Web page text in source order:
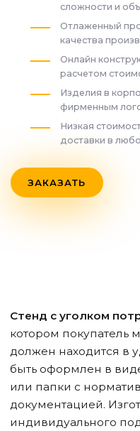
сложности и
Отлаженный
качества
Онлайн
расчетом
Изделия в
фирменным
Низкая
доставки в
ЗАКАЗАТЬ
Стенд с уголком
котором покупатель
должен находится в
быть оформлен в
или папки с
документацией.
индивидуального